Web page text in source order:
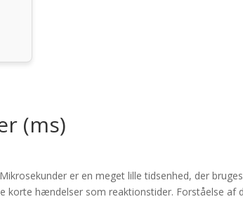
(ms)
er en meget lille tidsenhed, der
korte hændelser som reaktionstider. Forståelse af